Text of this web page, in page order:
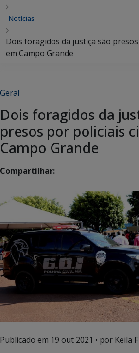
Notícias
Dois foragidos da justiça são
em Campo Grande
Geral
Dois foragidos da
presos por policiais
Campo Grande
Compartilhar:
Publicado em 19 out 2021 • por Keila